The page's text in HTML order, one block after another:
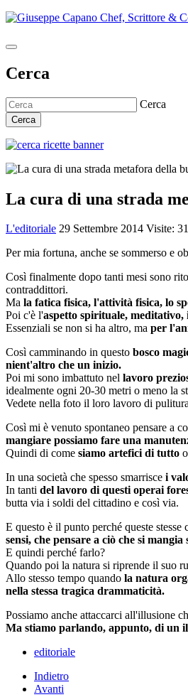
Cerca
Cerca
Cerca
La cura di una strada
L'editoriale 29 Settembre 2014 Visite:
Per mia fortuna, anche se sommerso e
Così finalmente dopo tanti mesi sono
contraddittori.
Ma la fatica fisica, l'attività fisica, lo
Poi c'è l'aspetto spirituale,
Essenziali se non si ha altro, ma per
Così camminando in questo bosco
nient'altro che un inizio.
Poi mi sono imbattuto nel lavoro
idealmente ogni 20-30 metri o meno la
Vedete nella foto il loro lavoro di
Così mi è venuto spontaneo pensare a
mangiare possiamo fare una
Quindi di come siamo artefici di tutto
In una società che spesso smarrisce i
In tanti del lavoro di questi operai
butta via i soldi del cittadino e così via.
E questo è il punto perché queste
sensi, che pensare a ciò che si
E quindi perché farlo?
Quando poi la natura si riprende il suo
Allo stesso tempo quando la natura
nella stessa tragica drammaticità.
Possiamo anche attaccarci all'illusione
Ma stiamo parlando, appunto, di un
editoriale
Indietro
Avanti